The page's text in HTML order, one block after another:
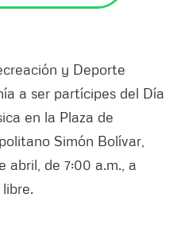
y Deporte
a ser partícipes del Día
en la Plaza de
Simón Bolívar,
abril, de 7:00 a.m., a